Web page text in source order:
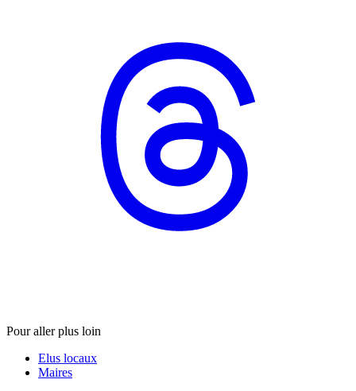
Pour aller plus loin
Elus locaux
Maires